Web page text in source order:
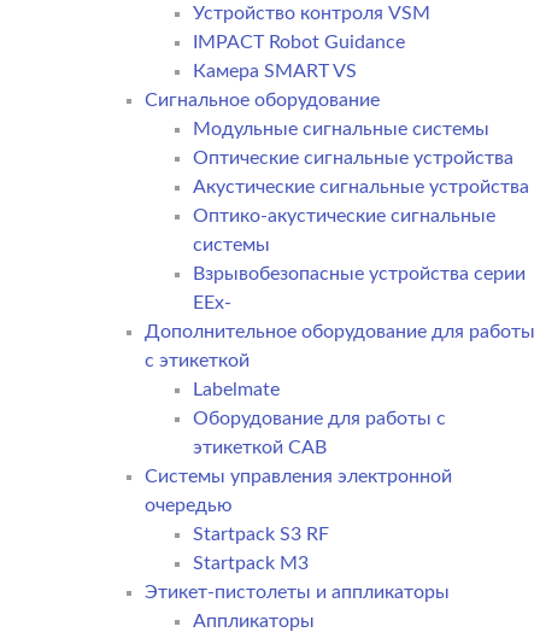
Устройство контроля VSM
IMPACT Robot Guidance
Камера SMART VS
Cигнальное оборудование
Модульные сигнальные системы
Оптические сигнальные устройства
Акустические сигнальные устройства
Оптико-акустические сигнальные
системы
Взрывобезопасные устройства серии
EEx-
Дополнительное оборудование для работы
с этикеткой
Labelmate
Оборудование для работы с
этикеткой CAB
Системы управления электронной
очередью
Startpack S3 RF
Startpack M3
Этикет-пистолеты и аппликаторы
Аппликаторы